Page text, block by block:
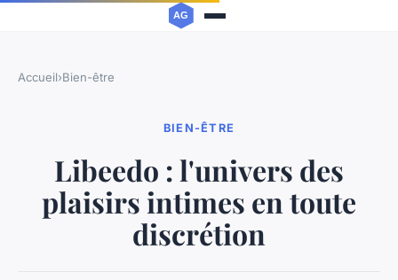
Accueil›Bien-être
BIEN-ÊTRE
Libeedo : l'univers des
plaisirs intimes en toute
discrétion